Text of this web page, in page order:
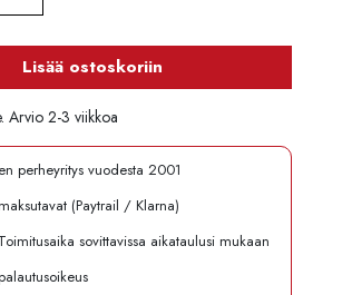
Lisää ostoskoriin
Arvio 2-3 viikkoa
perheyritys vuodesta 2001
(Paytrail / Klarna)
sovittavissa aikataulusi mukaan